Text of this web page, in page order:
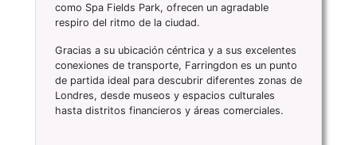
como Spa Fields Park, ofrecen un agradable
respiro del ritmo de la ciudad.
Gracias a su ubicación céntrica y a sus excelentes
conexiones de transporte, Farringdon es un punto
de partida ideal para descubrir diferentes zonas de
Londres, desde museos y espacios culturales
hasta distritos financieros y áreas comerciales.